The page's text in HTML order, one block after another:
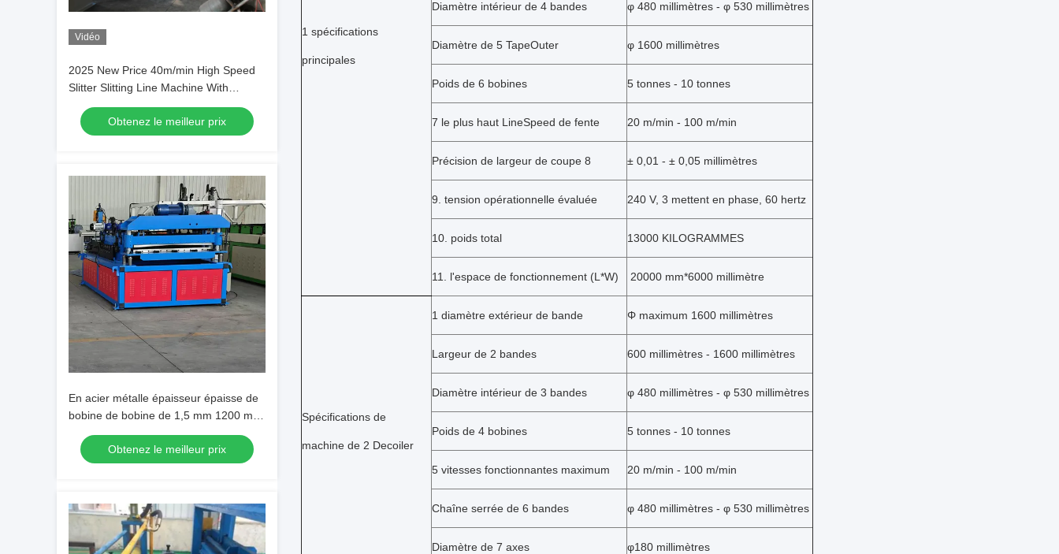
Vidéo
2025 New Price 40m/min High Speed
Slitter Slitting Line Machine With
Hydraulic Uncoiler And Recoiler
Obtenez le meilleur prix
En acier métalle épaisseur épaisse de
bobine de bobine de 1,5 mm 1200 mm
PPGI Coupe à la longueur
Obtenez le meilleur prix
1 spécifications
principales
Diamètre intérieur de 4 bandes φ 480 millimètres - φ 530 millimètres
Diamètre de 5 TapeOuter φ 1600 millimètres
Poids de 6 bobines 5 tonnes - 10 tonnes
7 le plus haut LineSpeed de fente 20 m/min - 100 m/min
Précision de largeur de coupe 8 ± 0,01 - ± 0,05 millimètres
9. tension opérationnelle évaluée 240 V, 3 mettent en phase, 60 hertz
10. poids total 13000 KILOGRAMMES
11. l'espace de fonctionnement (L*W) 20000 mm*6000 millimètre
Spécifications de
machine de 2 Decoiler
1 diamètre extérieur de bande Φ maximum 1600 millimètres
Largeur de 2 bandes 600 millimètres - 1600 millimètres
Diamètre intérieur de 3 bandes φ 480 millimètres - φ 530 millimètres
Poids de 4 bobines 5 tonnes - 10 tonnes
5 vitesses fonctionnantes maximum 20 m/min - 100 m/min
Chaîne serrée de 6 bandes φ 480 millimètres - φ 530 millimètres
Diamètre de 7 axes φ180 millimètres